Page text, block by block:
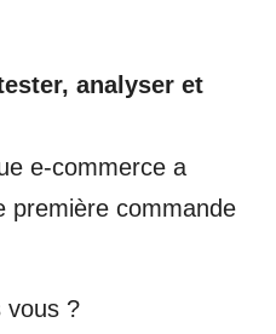
analyser et
e-commerce a
commande
vous ?